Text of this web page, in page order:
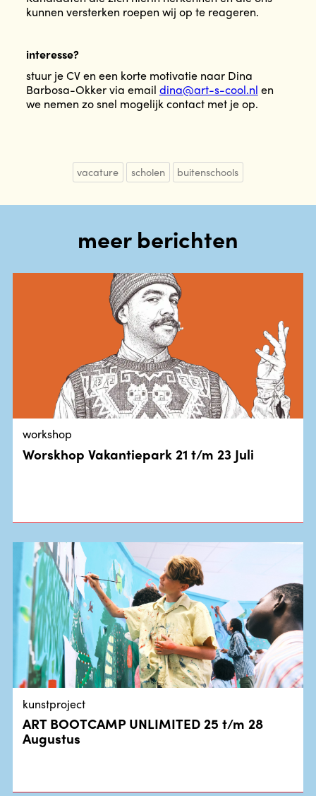
kunnen versterken roepen wij op te reageren.
interesse?
stuur je CV en een korte motivatie naar Dina
Barbosa-Okker via email dina@art-s-cool.nl en
we nemen zo snel mogelijk contact met je op.
vacature scholen buitenschools
meer berichten
workshop
Worskhop Vakantiepark 21 t/m 23 Juli
kunstproject
ART BOOTCAMP UNLIMITED 25 t/m 28
Augustus